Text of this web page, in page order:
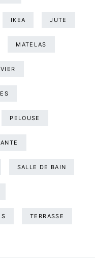
IKEA JUTE
MATELAS
PELOUSE
SALLE DE BAIN
TERRASSE